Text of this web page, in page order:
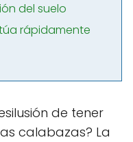
del suelo
rápidamente
de tener
calabazas? La